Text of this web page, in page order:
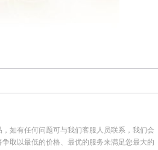
如有任何问题可与我们客服人员联系，我们会
取以最低的价格、最优的服务来满足您最大的